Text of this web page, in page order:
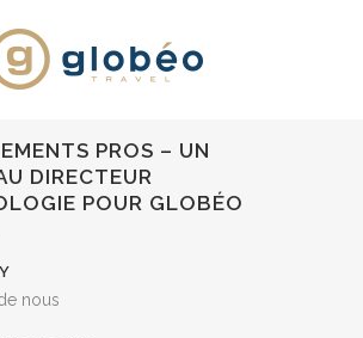
PROS – UN
DIRECTEUR
POUR GLOBÉO
nous